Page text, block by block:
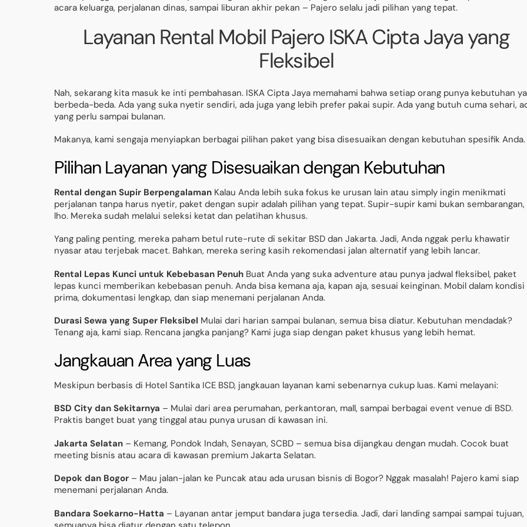
acara keluarga, perjalanan dinas, sampai liburan akhir pekan – Pajero selalu jadi pilihan yang tepat.
Layanan Rental Mobil Pajero ISKA Cipta Jaya yang
Fleksibel
Nah, sekarang kita masuk ke inti pembahasan. ISKA Cipta Jaya memahami bahwa setiap orang punya kebutuhan
berbeda-beda. Ada yang suka nyetir sendiri, ada juga yang lebih prefer pakai supir. Ada yang butuh cuma sehari,
yang perlu sampai bulanan.
Makanya, kami sengaja menyiapkan berbagai pilihan paket yang bisa disesuaikan dengan kebutuhan spesifik Anda.
Pilihan Layanan yang Disesuaikan dengan Kebutuhan
Rental dengan Supir Berpengalaman Kalau Anda lebih suka fokus ke urusan lain atau simply ingin menikmati
perjalanan tanpa harus nyetir, paket dengan supir adalah pilihan yang tepat. Supir-supir kami bukan sembarangan,
lho. Mereka sudah melalui seleksi ketat dan pelatihan khusus.
Yang paling penting, mereka paham betul rute-rute di sekitar BSD dan Jakarta. Jadi, Anda nggak perlu khawatir
nyasar atau terjebak macet. Bahkan, mereka sering kasih rekomendasi jalan alternatif yang lebih lancar.
Rental Lepas Kunci untuk Kebebasan Penuh Buat Anda yang suka adventure atau punya jadwal fleksibel, paket
lepas kunci memberikan kebebasan penuh. Anda bisa kemana aja, kapan aja, sesuai keinginan. Mobil dalam kondisi
prima, dokumentasi lengkap, dan siap menemani perjalanan Anda.
Durasi Sewa yang Super Fleksibel Mulai dari harian sampai bulanan, semua bisa diatur. Kebutuhan mendadak?
Tenang aja, kami siap. Rencana jangka panjang? Kami juga siap dengan paket khusus yang lebih hemat.
Jangkauan Area yang Luas
Meskipun berbasis di Hotel Santika ICE BSD, jangkauan layanan kami sebenarnya cukup luas. Kami melayani:
BSD City dan Sekitarnya – Mulai dari area perumahan, perkantoran, mall, sampai berbagai event venue di BSD.
Praktis banget buat yang tinggal atau punya urusan di kawasan ini.
Jakarta Selatan – Kemang, Pondok Indah, Senayan, SCBD – semua bisa dijangkau dengan mudah. Cocok buat
meeting bisnis atau acara di kawasan premium Jakarta Selatan.
Depok dan Bogor – Mau jalan-jalan ke Puncak atau ada urusan bisnis di Bogor? Nggak masalah! Pajero kami siap
menemani perjalanan Anda.
Bandara Soekarno-Hatta – Layanan antar jemput bandara juga tersedia. Jadi, dari landing sampai sampai tujuan,